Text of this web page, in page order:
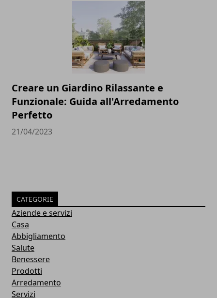
Creare un Giardino Rilassante e
Funzionale: Guida all'Arredamento
Perfetto
21/04/2023
CATEGORIE
Aziende e servizi
Casa
Abbigliamento
Salute
Benessere
Prodotti
Arredamento
Servizi